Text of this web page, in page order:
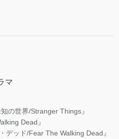
マ
の世界/Stranger Things』
Dead』
デッド/Fear The Walking Dead』